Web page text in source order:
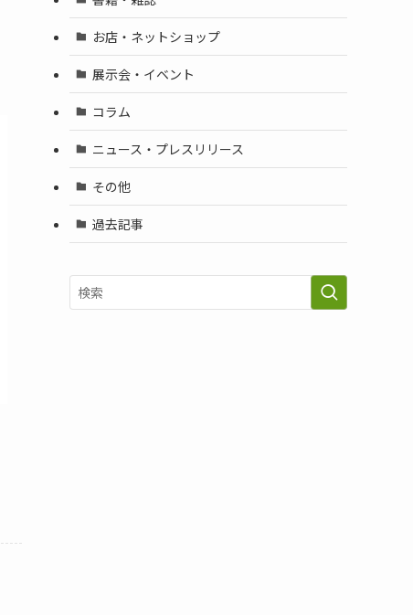
お店・ネットショップ
展示会・イベント
コラム
ニュース・プレスリリース
その他
過去記事